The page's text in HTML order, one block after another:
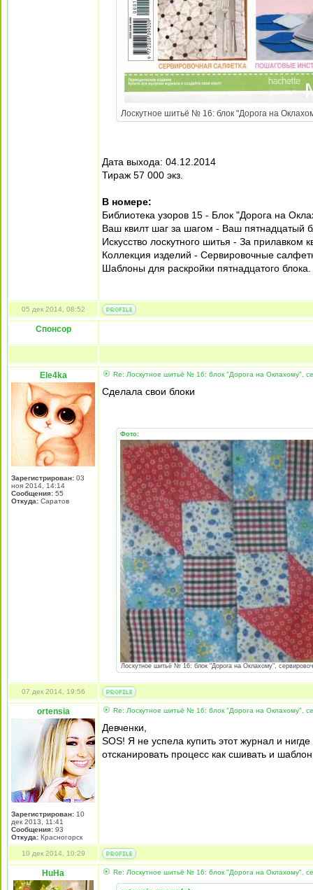
Лоскутное шитьё № 16: блок "Дорога на
Дата выхода: 04.12.2014
Тираж 57 000 экз.
В номере:
Библиотека узоров 15 - Блок "Дорога на
Ваш квилт шаг за шагом - Ваш пятнадцатый
Искусство лоскутного шитья - За прилавком
Коллекция изделий - Сервировочные
Шаблоны для раскройки пятнадцатого блока.
05 дек 2014, 08:52
Спонсор
Ele4ka
Зарегистрирован: 03
ноя 2014, 14:14
Сообщения: 55
Откуда: Саратов
Re: Лоскутное шитьё № 16: блок "Дорога на Оклахому",
Сделала свои блоки
Фото:
Лоскутное шитьё № 16: блок "Дорога на Оклахому",
07 дек 2014, 19:56
ortensia
Зарегистрирован: 10
дек 2013, 11:41
Сообщения: 93
Откуда: Красногорск
Re: Лоскутное шитьё № 16: блок "Дорога на Оклахому",
Девченки,
SOS! Я не успела купить этот журнал и
отсканировать процесс как сшивать и
10 дек 2014, 10:29
HuHa Re: Лоскутное шитьё № 16: блок "Дорога на Оклахому",